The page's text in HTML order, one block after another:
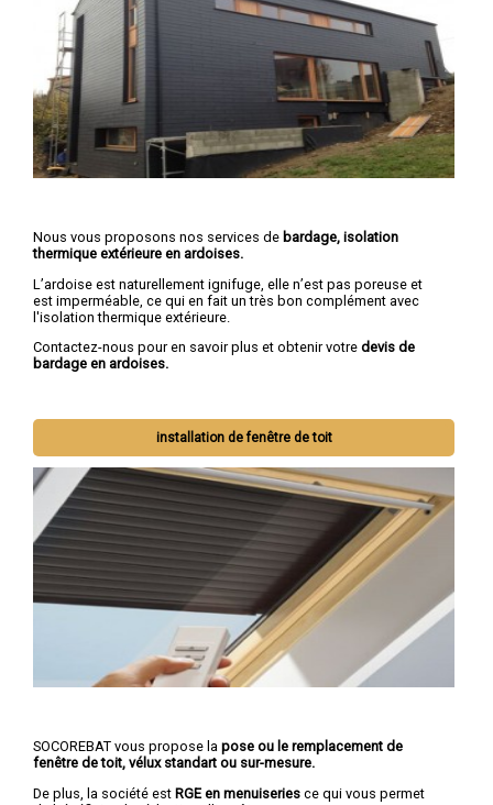
Nous vous proposons nos services de bardage, isolation
thermique extérieure en ardoises.
L’ardoise est naturellement ignifuge, elle n’est pas poreuse et
est imperméable, ce qui en fait un très bon complément avec
l'isolation thermique extérieure.
Contactez-nous pour en savoir plus et obtenir votre devis de
bardage en ardoises.
installation de fenêtre de toit
SOCOREBAT vous propose la pose ou le remplacement de
fenêtre de toit, vélux standart ou sur-mesure.
De plus, la société est RGE en menuiseries ce qui vous permet